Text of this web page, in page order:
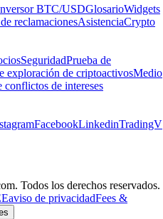
BTC/USDGlosarioWidgets
reclamacionesAsistenciaCrypto
SeguridadPrueba de
exploración de criptoactivosMedio
conflictos de intereses
FacebookLinkedinTradingV
Todos los derechos reservados.
aviso de privacidadFees &